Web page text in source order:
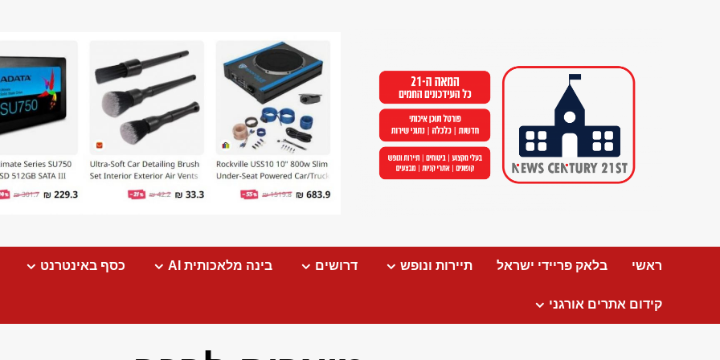
ראשי בלאק פריידי ישראל תיירות ונופש דרושים בינה מלאכותית AI כסף באינטרנט
קידום אתרים אורגני